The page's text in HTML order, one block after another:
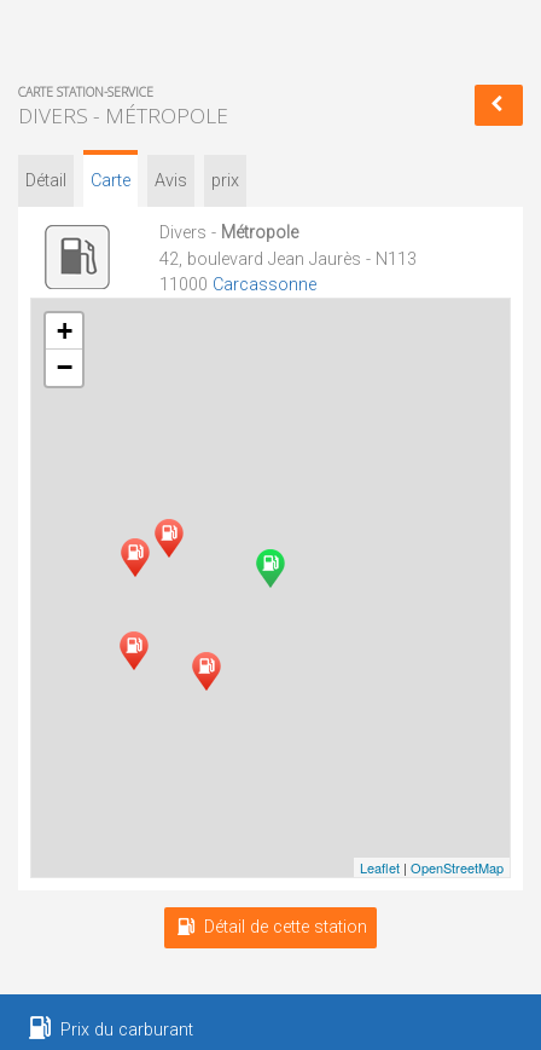
CARTE STATION-SERVICE
DIVERS - MÉTROPOLE
Détail Carte Avis prix
Divers - Métropole
42, boulevard Jean Jaurès - N113
11000 Carcassonne
+
−
Leaflet | OpenStreetMap
Détail de cette station
Prix du carburant